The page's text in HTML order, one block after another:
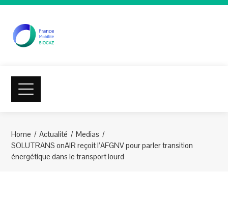
Home Actualité
Medias
SOLUTRANS onAIR reçoit l’AFGNV pour parler transition
énergétique dans le transport lourd